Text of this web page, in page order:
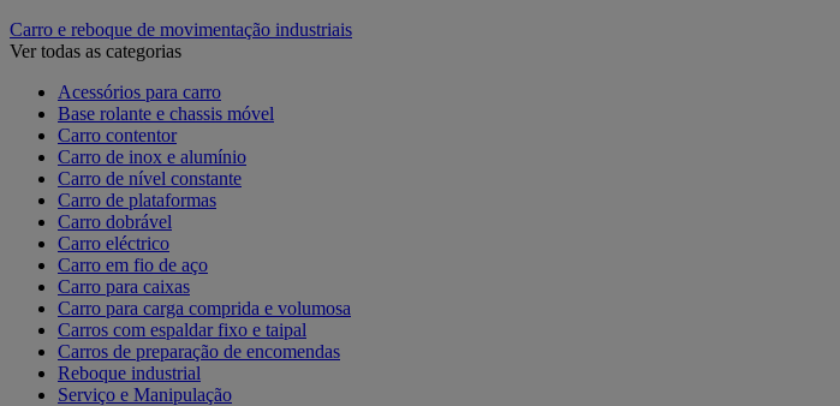
Carro e reboque de movimentação industriais
Ver todas as categorias
Acessórios para carro
Base rolante e chassis móvel
Carro contentor
Carro de inox e alumínio
Carro de nível constante
Carro de plataformas
Carro dobrável
Carro eléctrico
Carro em fio de aço
Carro para caixas
Carro para carga comprida e volumosa
Carros com espaldar fixo e taipal
Carros de preparação de encomendas
Reboque industrial
Serviço e Manipulação